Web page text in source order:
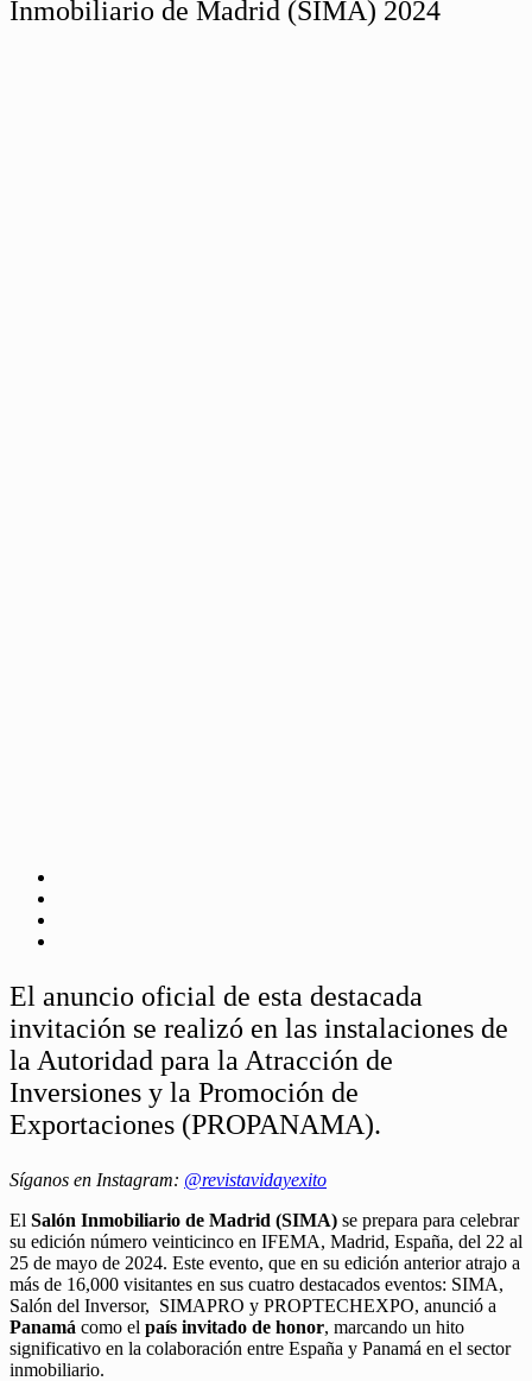
Inmobiliario de Madrid (SIMA) 2024
El anuncio oficial de esta destacada
invitación se realizó en las instalaciones de
la Autoridad para la Atracción de
Inversiones y la Promoción de
Exportaciones (PROPANAMA).
Síganos en Instagram: @revistavidayexito
El Salón Inmobiliario de Madrid (SIMA) se prepara para celebrar
su edición número veinticinco en IFEMA, Madrid, España, del 22 al
25 de mayo de 2024. Este evento, que en su edición anterior atrajo a
más de 16,000 visitantes en sus cuatro destacados eventos: SIMA,
Salón del Inversor, SIMAPRO y PROPTECHEXPO, anunció a
Panamá como el país invitado de honor, marcando un hito
significativo en la colaboración entre España y Panamá en el sector
inmobiliario.